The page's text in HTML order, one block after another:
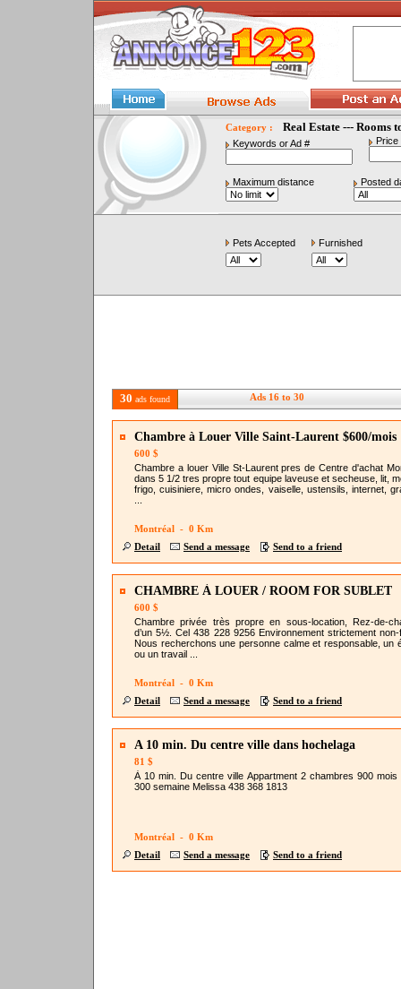
Category : Real Estate --- Rooms
Keywords or Ad # Price
Maximum distance Posted
Pets Accepted Furnished
30 ads found Ads 16 to 30
Chambre à Louer Ville Saint-Laurent $600/mois
600 $
Chambre a louer Ville St-Laurent pres de Centre d'achat
dans 5 1/2 tres propre tout equipe laveuse et secheuse, lit,
frigo, cuisiniere, micro ondes, vaiselle, ustensils, internet,
Montréal - 0 Km
Detail
Send a message Send to a friend
CHAMBRE À LOUER / ROOM FOR SUBLET
600 $
Chambre privée très propre en sous-location, Rez-de-
d’un 5½. Cel 438 228 9256 Environnement strictement non-
Nous recherchons une personne calme et responsable, un
ou un travail ...
Montréal - 0 Km
Detail
Send a message Send to a friend
A 10 min. Du centre ville dans hochelaga
81 $
À 10 min. Du centre ville Appartment 2 chambres 900 mois
300 semaine Melissa 438 368 1813
Montréal - 0 Km
Detail
Send a message Send to a friend